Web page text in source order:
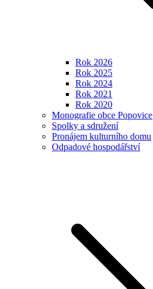
Rok 2026
Rok 2025
Rok 2024
Rok 2021
Rok 2020
Monografie obce Popovice
Spolky a sdružení
Pronájem kulturního domu
Odpadové hospodářství